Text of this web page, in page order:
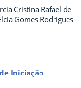
Cristina Rafael de
Gomes Rodrigues
Iniciação